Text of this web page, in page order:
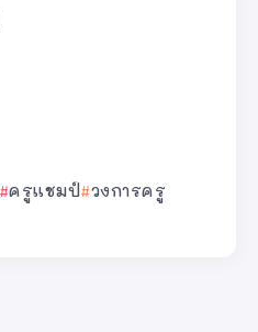
ครูแชมป์ วงการครู